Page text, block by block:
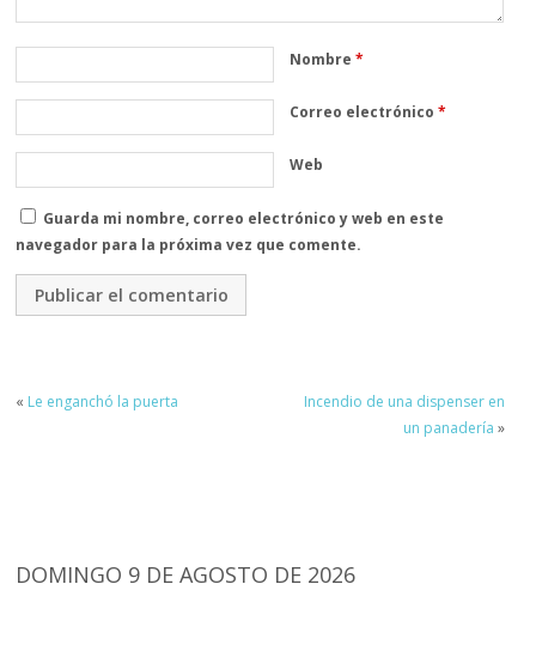
Nombre*
Correo electrónico*
Web
Guarda mi nombre, correo electrónico y web en este
navegador para la próxima vez que comente.
« Le enganchó la puerta
Incendio de una dispenser en
un panadería »
DOMINGO 9 DE AGOSTO DE 2026